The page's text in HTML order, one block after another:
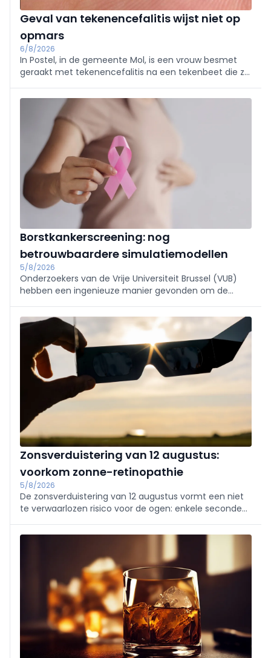
Geval van tekenencefalitis wijst niet op
opmars
6/8/2026
In Postel, in de gemeente Mol, is een vrouw besmet
geraakt met tekenencefalitis na een tekenbeet die ze
Zorg bevestigt het nieuws.
Borstkankerscreening: nog
betrouwbaardere simulatiemodellen
5/8/2026
Onderzoekers van de Vrije Universiteit Brussel (VUB)
hebben een ingenieuze manier gevonden om de
grondslag liggen aan programma’s voor
borstkankerscreening.
Zonsverduistering van 12 augustus:
voorkom zonne-retinopathie
5/8/2026
De zonsverduistering van 12 augustus vormt een niet
te verwaarlozen risico voor de ogen: enkele seconden
een zonne-retinopathie, of „eclipsretinopathie”, te